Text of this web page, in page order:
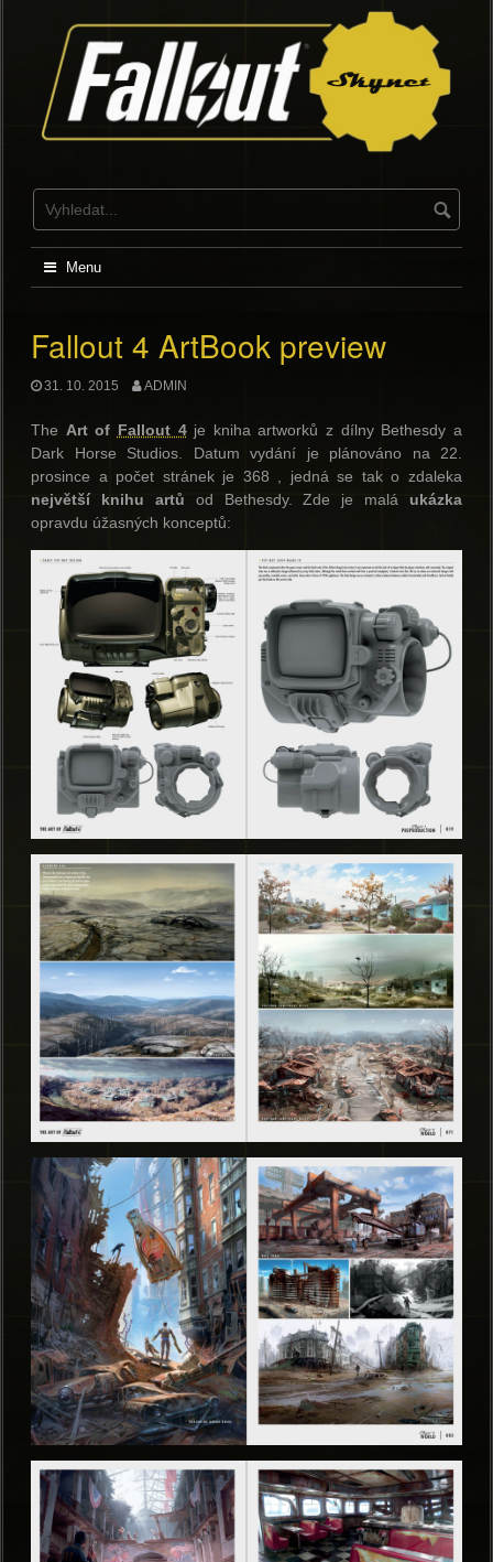
Menu
Fallout 4 ArtBook preview
31. 10. 2015 ADMIN
The Art of Fallout 4je kniha artworků z dílny Bethesdy a
Dark Horse Studios. Datum vydání je plánováno na 22.
prosince a počet stránek je 368 , jedná se tak o zdaleka
největší knihu artů od Bethesdy. Zde je malá ukázka
opravdu úžasných konceptů: